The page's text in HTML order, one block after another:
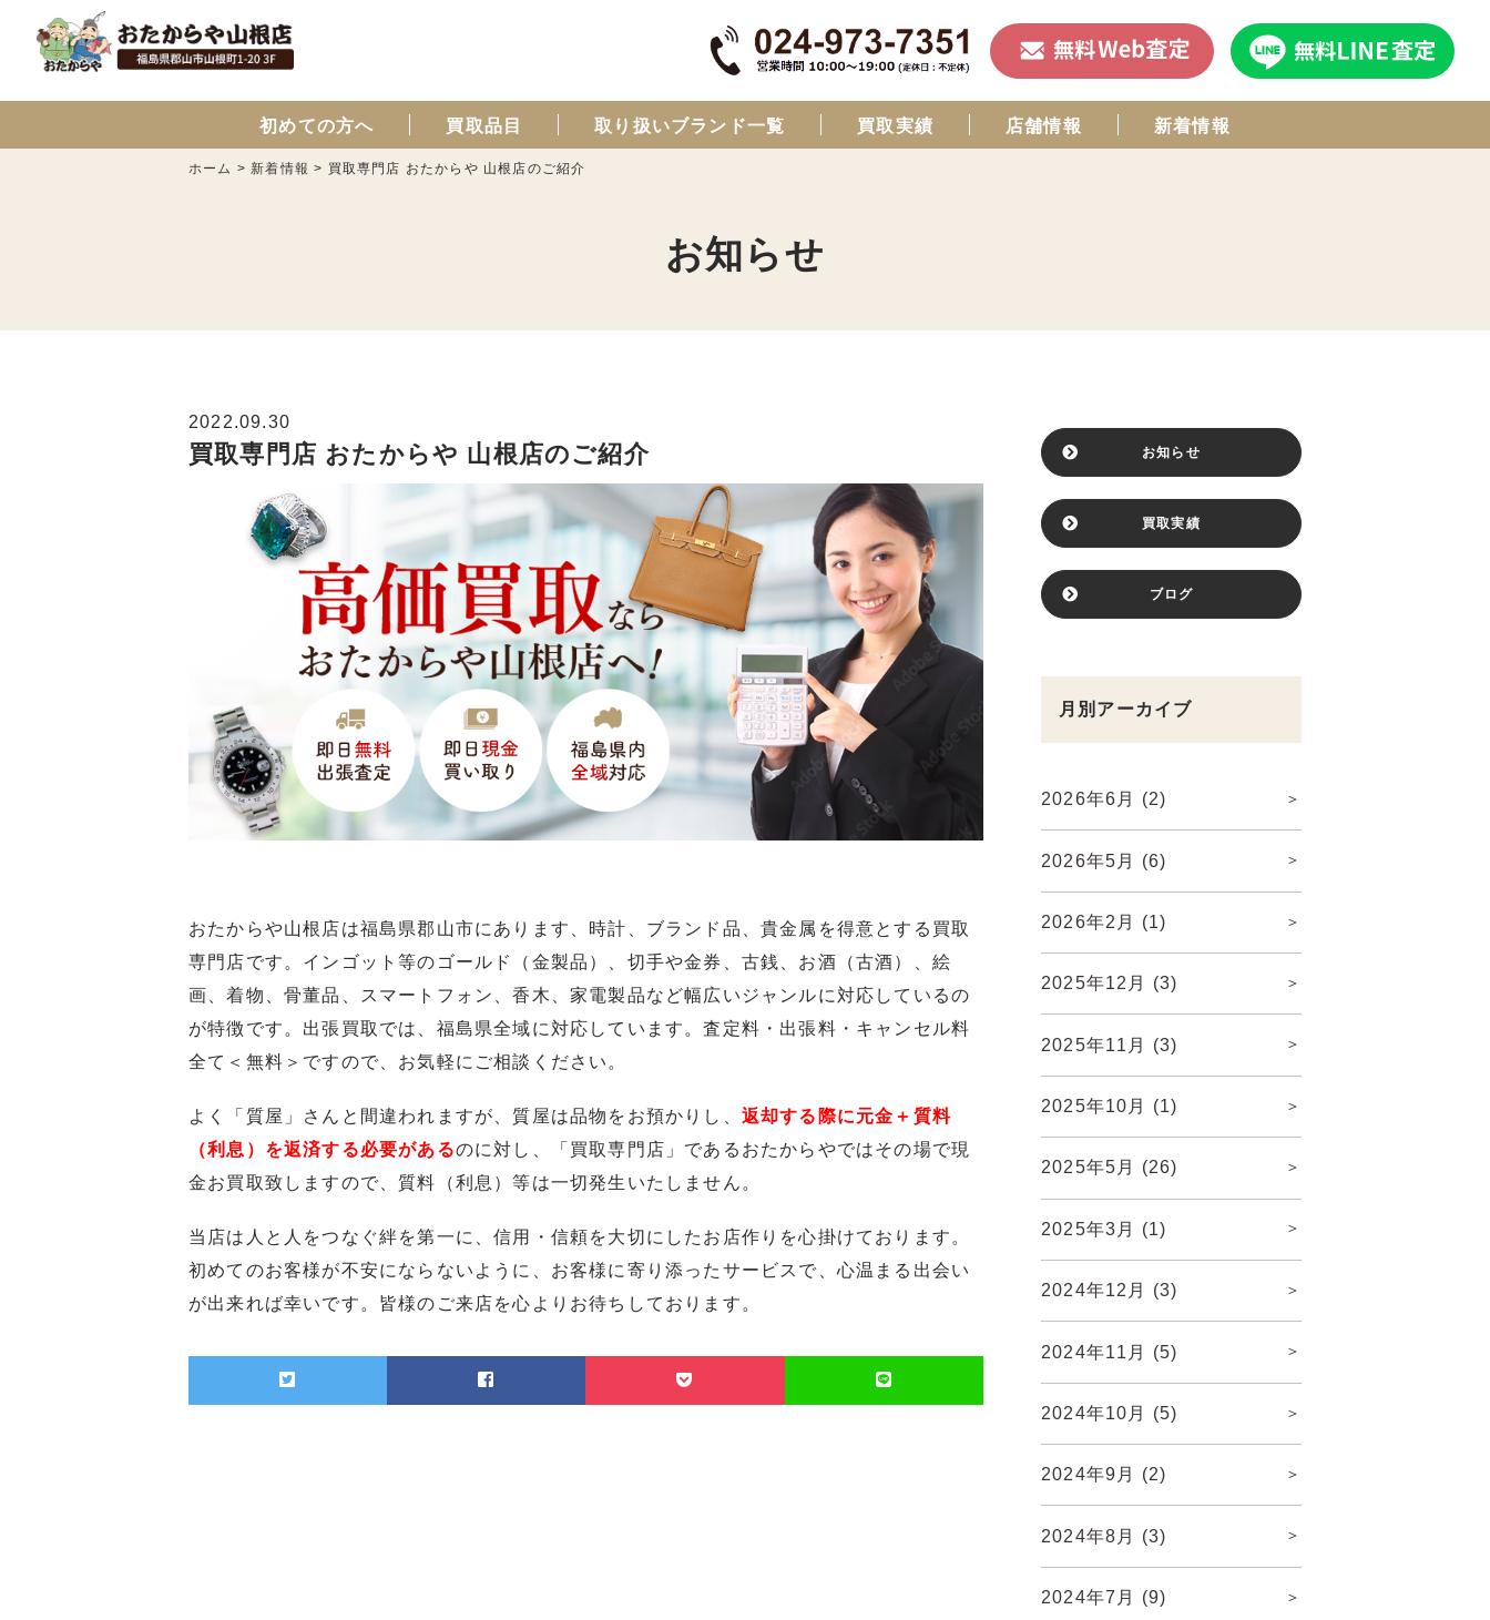
初めての方へ 買取品目 取り扱いブランド一覧 買取実績 店舗情報 新着情報
ホーム > 新着情報 > 買取専門店 おたからや 山根店のご紹介
お知らせ
2022.09.30
買取専門店 おたからや 山根店のご紹介
おたからや山根店は福島県郡山市にあります、時計、ブランド品、貴金属を得意とする買取
専門店です。インゴット等のゴールド（金製品）、切手や金券、古銭、お酒（古酒）、絵
画、着物、骨董品、スマートフォン、香木、家電製品など幅広いジャンルに対応しているの
が特徴です。出張買取では、福島県全域に対応しています。査定料・出張料・キャンセル料
全て＜無料＞ですので、お気軽にご相談ください。
よく「質屋」さんと間違われますが、質屋は品物をお預かりし、 返却する際に元金＋質料
（利息）を返済する必要があるのに対し、「買取専門店」であるおたからやではその場で現
金お買取致しますので、質料（利息）等は一切発生いたしません。
当店は人と人をつなぐ絆を第一に、信用・信頼を大切にしたお店作りを心掛けております。
初めてのお客様が不安にならないように、お客様に寄り添ったサービスで、心温まる出会い
が出来れば幸いです。皆様のご来店を心よりお待ちしております。
お知らせ
買取実績
ブログ
月別アーカイブ
2026年6月 (2)
2026年5月 (6)
2026年2月 (1)
2025年12月 (3)
2025年11月 (3)
2025年10月 (1)
2025年5月 (26)
2025年3月 (1)
2024年12月 (3)
2024年11月 (5)
2024年10月 (5)
2024年9月 (2)
2024年8月 (3)
2024年7月 (9)